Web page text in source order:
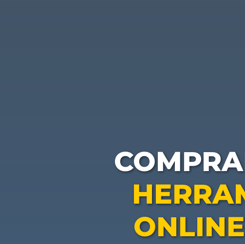
ONLINE